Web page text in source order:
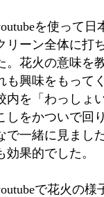
を使って日
リーン全体に打
。花火の意味を
も興味をもって
内を「わっしょ
しをかついで回
で一緒に見まし
果的でした。
で花火の様